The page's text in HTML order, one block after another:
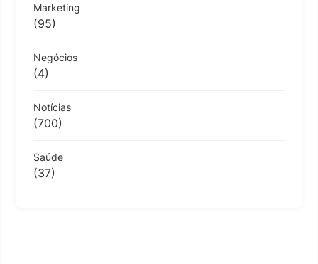
Marketing
(95)
Negócios
(4)
Notícias
(700)
Saúde
(37)